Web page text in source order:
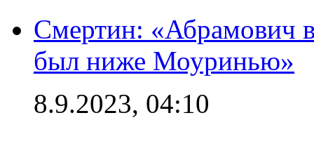
Смертин: «Абрамович в
был ниже Моуринью»
8.9.2023, 04:10